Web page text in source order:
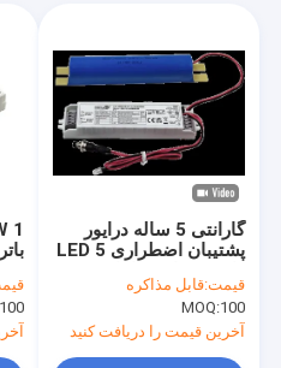
گارانتی 5 ساله درایور
پشتیبان اضطراری LED 5
LiFePO4 تست خودکار و
خودآزمایی اختیاری
قیمت:قابل مذاکره
MOQ:100
آخرین قیمت را دریافت کنید